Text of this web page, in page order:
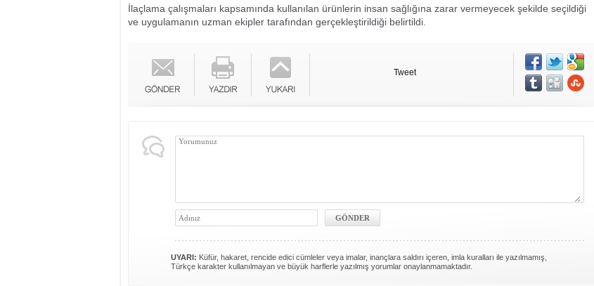
İlaçlama çalışmaları kapsamında kullanılan ürünlerin insan sağlığına zarar vermeyecek şekilde seçildiği
ve uygulamanın uzman ekipler tarafından gerçekleştirildiği belirtildi.
Tweet
UYARI: Küfür, hakaret, rencide edici cümleler veya imalar, inançlara saldırı içeren, imla kuralları ile yazılmamış,
Türkçe karakter kullanılmayan ve büyük harflerle yazılmış yorumlar onaylanmamaktadır.